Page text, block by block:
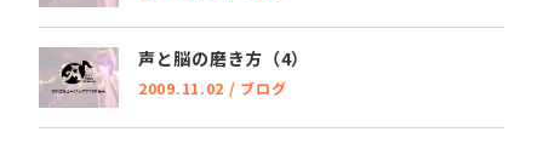
声と脳の磨き方（4）
2009.11.02 / ブログ